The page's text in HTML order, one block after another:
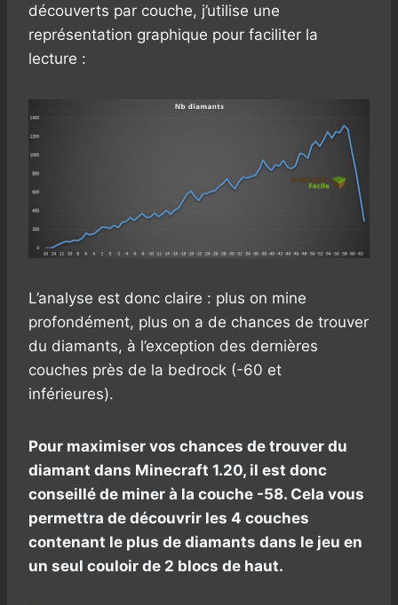
découverts par couche, j’utilise une
représentation graphique pour faciliter la
lecture :
L’analyse est donc claire : plus on mine
profondément, plus on a de chances de trouver
du diamants, à l’exception des dernières
couches près de la bedrock (-60 et
inférieures).
Pour maximiser vos chances de trouver du
diamant dans Minecraft 1.20, il est donc
conseillé de miner à la couche -58. Cela vous
permettra de découvrir les 4 couches
contenant le plus de diamants dans le jeu en
un seul couloir de 2 blocs de haut.